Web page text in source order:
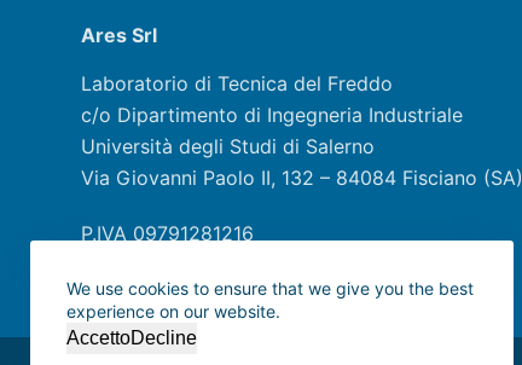
We use cookies to ensure that we give you the best
experience on our website.
AccettoDecline
Ares Srl
Laboratorio di Tecnica del Freddo
c/o Dipartimento di Ingegneria Industriale
Università degli Studi di Salerno
Via Giovanni Paolo II, 132 – 84084 Fisciano (SA)
P.IVA 09791281216